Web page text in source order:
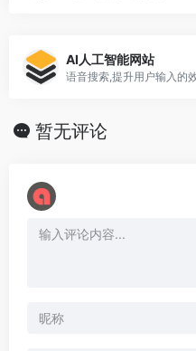
AI人工智能网站
暂无评论